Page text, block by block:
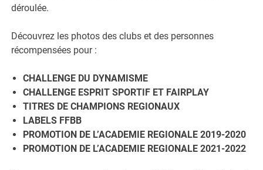
déroulée.
Découvrez les photos des clubs et des personnes
récompensées pour :
CHALLENGE DU DYNAMISME
CHALLENGE ESPRIT SPORTIF ET FAIRPLAY
TITRES DE CHAMPIONS REGIONAUX
LABELS FFBB
PROMOTION DE L’ACADEMIE REGIONALE 2019-2020
PROMOTION DE L’ACADEMIE REGIONALE 2021-2022